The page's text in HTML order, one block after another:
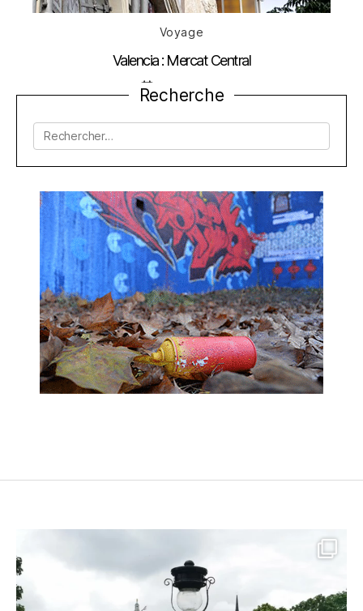
Catégories
Voyage
Valencia : Mercat Central
Date
de
8 janvier 2014
Recherche
Rechercher :